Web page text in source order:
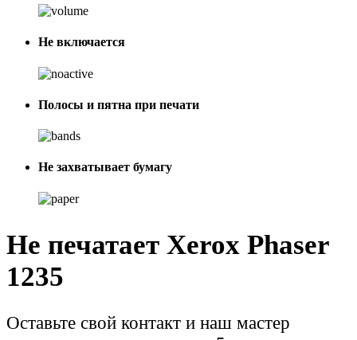
Не включается
Полосы и пятна при печати
Не захватывает бумагу
Не печатает Xerox Phaser
1235
Оставьте свой контакт и наш мастер